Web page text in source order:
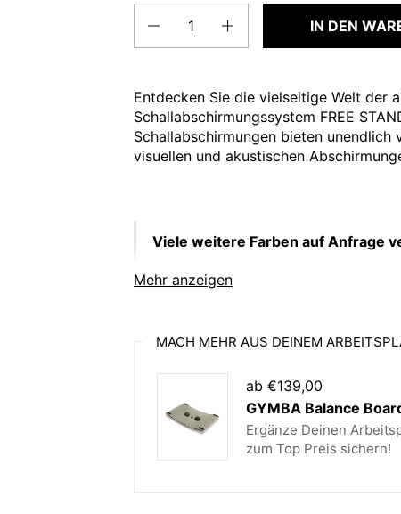
IN DEN
Mehr anzeigen
Entdecken Sie die vielseitige Welt der
Schallabschirmungssystem FREE
Schallabschirmungen bieten
visuellen und akustischen
Viele weitere Farben auf Anfrage
Weitere Größen verfügbar
Mit dem Schallabschirmungssystem
nach Ihren Vorstellungen aufteilen.
Abschirmungen mit Stützfüßen oder
Mobilität und einfache Montage
MACH MEHR AUS DEINEM
ab €139,00
GYMBA Balance
Ergänze Deinen
zum Top Preis sichern!